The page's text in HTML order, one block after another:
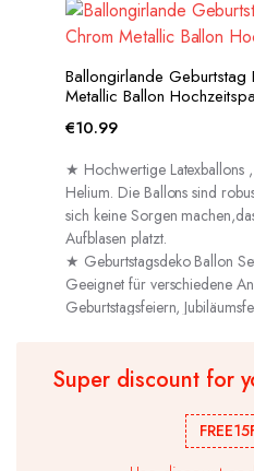
Ballongirlande Geburtstag
Metallic Ballon
€10.99
★ Hochwertige Latexballons
Helium. Die Ballons sind
sich keine Sorgen
Aufblasen platzt.
★ Geburtstagsdeko Ballon
Geeignet für verschiedene
Geburtstagsfeiern,
Super discount for